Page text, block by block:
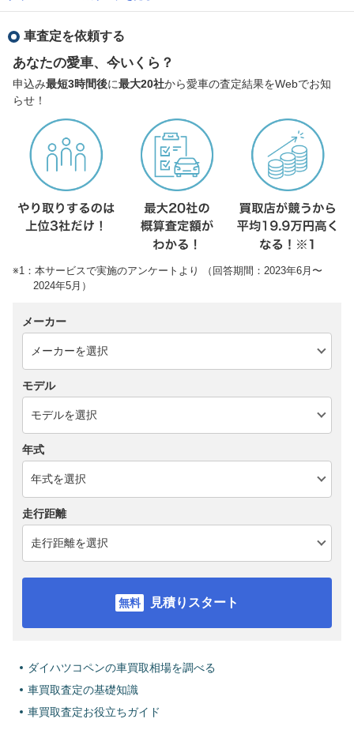
車査定を依頼する
あなたの愛車、今いくら？
申込み最短3時間後に最大20社から愛車の査定結果をWebでお知
らせ！
※1：本サービスで実施のアンケートより （回答期間：2023年6月〜
2024年5月）
メーカー
モデル
年式
走行距離
見積りスタート
ダイハツコペンの車買取相場を調べる
車買取査定の基礎知識
車買取査定お役立ちガイド